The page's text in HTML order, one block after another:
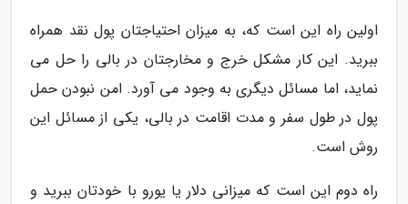
اولین راه این است که، به میزان احتیاجتان پول نقد همراه
ببرید. این کار مشکل خرج و مخارجتان در بالی را حل می
نماید، اما مسائل دیگری به وجود می آورد. امن نبودن حمل
پول در طول سفر و مدت اقامت در بالی، یکی از مسائل این
روش است.
راه دوم این است که میزانی دلار یا یورو با خودتان ببرید و